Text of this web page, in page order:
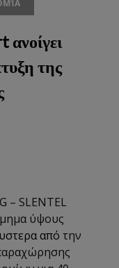
της
– SLENTEL
ύψους
από την